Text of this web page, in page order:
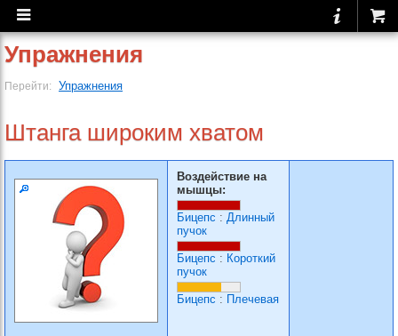
Упражнения
Перейти: Упражнения
Штанга широким хватом
Воздействие на
мышцы:
Бицепс : Длинный
пучок
Бицепс : Короткий
пучок
Бицепс : Плечевая